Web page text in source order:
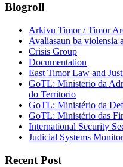
Blogroll
Arkivu Timor / Timor
Avaliasaun ba violensia
Crisis Group
Documentation
East Timor Law and
GoTL: Ministerio da
do Territorio
GoTL: Ministério da
GoTL: Ministério das
International Security
Judicial Systems
Recent Post